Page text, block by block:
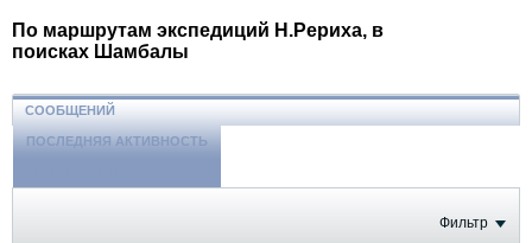
По маршрутам экспедиций Н.Рериха, в
поисках Шамбалы
СООБЩЕНИЙ
ПОСЛЕДНЯЯ АКТИВНОСТЬ
Фильтр